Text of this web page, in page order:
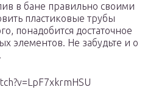
в бане правильно своими
пластиковые трубы
понадобится достаточное
элементов. Не забудьте и о